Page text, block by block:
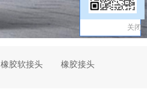
橡胶接头
橡胶软接头
关闭